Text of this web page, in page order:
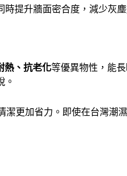
時提升牆面密合度，減少
熱、抗老化等優異物性，能
。
潔更加省力。即使在台灣潮